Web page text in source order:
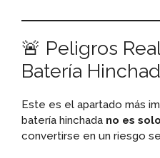
🚨 Peligros
Batería
Este es el apartado más
batería hinchada no es
convertirse en un riesgo